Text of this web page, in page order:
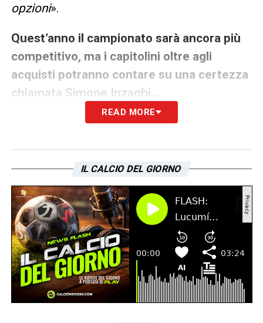
opzioni».
Quest’anno il campionato sarà ancora più
competitivo, ma i capitolini oltre agli
acquisti potranno contare su una certezza
chiamata Simone Inzaghi…
Il campionato sarà ancora più livellato
particolare attenzione alla costanza di
rendimento dei propri giocatori, la stagione
appena conclusa ha evidenziato
un’alternanza preoccupante tra buone
prestazioni ed altre di livello notevolmente
inferiore alle aspettative ».
Marius Adamonis, giovane portiere di
READ MORE
IL CALCIO DEL GIORNO